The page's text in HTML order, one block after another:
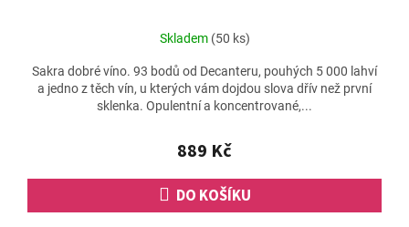
Skladem (50 ks)
889 Kč
DO KOŠÍKU
Sakra dobré víno. 93 bodů od Decanteru, pouhých 5 000 lahví
a jedno z těch vín, u kterých vám dojdou slova dřív než první
sklenka. Opulentní a koncentrované,...